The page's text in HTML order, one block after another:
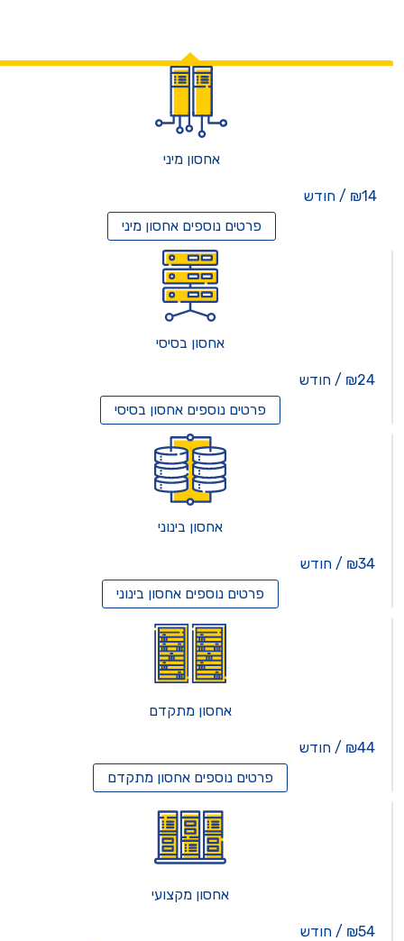
אחסון מיני
₪14 / חודש
פרטים נוספיםאחסון מיני
אחסון בסיסי
₪24 / חודש
פרטים נוספיםאחסון בסיסי
אחסון בינוני
₪34 / חודש
פרטים נוספיםאחסון בינוני
אחסון מתקדם
₪44 / חודש
פרטים נוספיםאחסון מתקדם
אחסון מקצועי
₪54 / חודש